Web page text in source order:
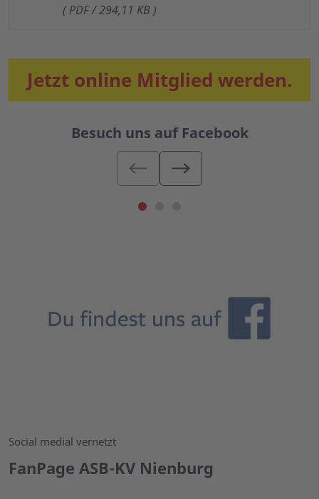
( PDF / 294,11 KB )
Jetzt online Mitglied werden.
Besuch uns auf Facebook
Social medial vernetzt
FanPage ASB-KV Nienburg